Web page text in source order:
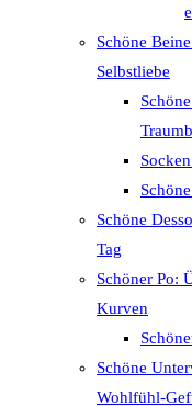
Schöne
Selbstliebe
Schöne
Tag
Schöner Po:
Kurven
Schöne
Wohlfühl-